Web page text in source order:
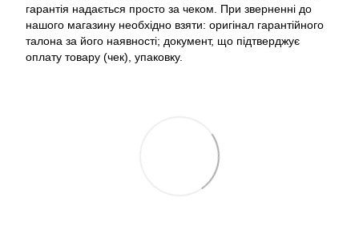
гарантія надається просто за чеком. При зверненні до
нашого магазину необхідно взяти: оригінал гарантійного
талона за його наявності; документ, що підтверджує
оплату товару (чек), упаковку.